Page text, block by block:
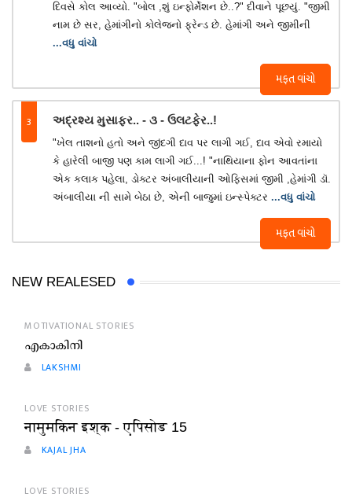
મફત વાંચો
દિવસે કોલ આવ્યો. "બોલ ,શું ઇન્ફોર્મેશન છે..?" દીવાને પૂછયું. "જીમી
નામ છે સર, હેમાંગીનો કોલેજનો ફ્રેન્ડ છે. હેમાંગી અને જીમીની
...વધુ વાંચો
3 અદ્રશ્ય મુસાફર.. - ૩ - ઉલટફેર..!
મફત વાંચો
"ખેલ તાશનો હતો અને જીંદગી દાવ પર લાગી ગઈ, દાવ એવો રમાયો
કે હારેલી બાજી પણ કામ લાગી ગઈ...! "નાથિયાના ફોન આવતાંના
એક કલાક પહેલા, ડોક્ટર અંબાલીયાની ઓફિસમાં જીમી ,હેમાંગી ડૉ.
અંબાલીયા ની સામે બેઠા છે, એની બાજુમાં ઇન્સ્પેક્ટર ...વધુ વાંચો
NEW REALESED
MOTIVATIONAL STORIES
എകാകിനി
LAKSHMI
LOVE STORIES
नामुमकिन इश्क - एपिसोड 15
KAJAL JHA
LOVE STORIES